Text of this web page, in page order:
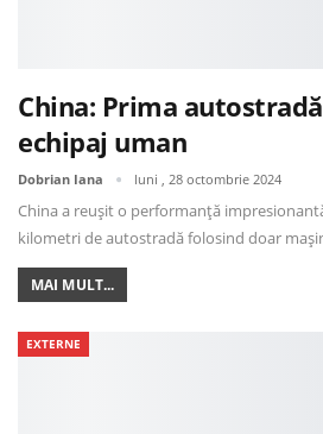
China: Prima
echipaj uman
Dobrian Iana luni , 28 octombrie 2024
China a reușit o performanță
kilometri de autostradă folosind doar
MAI MULT...
EXTERNE